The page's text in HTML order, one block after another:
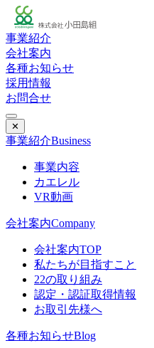
事業紹介
会社案内
各種お知らせ
採用情報
お問合せ
✕
事業紹介Business
事業内容
カエレル
VR動画
会社案内Company
会社案内TOP
私たちが目指すこと
22の取り組み
認定・認証取得情報
お取引先様へ
各種お知らせBlog